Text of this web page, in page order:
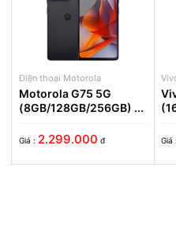
Điện thoại Motorola
Motorola G75 5G
(8GB/128GB/256GB) ...
Giá : 2.299.000 đ Giá :